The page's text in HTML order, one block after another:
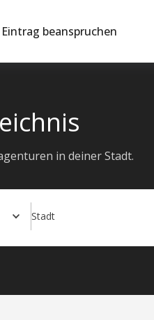
Eintrag beanspruchen
in deiner Stadt.
Stadt